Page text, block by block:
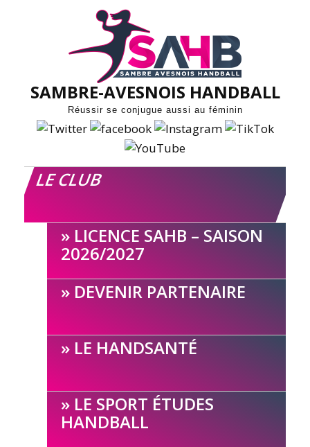
SAMBRE-AVESNOIS HANDBALL
Réussir se conjugue aussi au féminin
LE CLUB
LICENCE SAHB – SAISON
2026/2027
DEVENIR PARTENAIRE
LE HANDSANTÉ
LE SPORT ÉTUDES
HANDBALL